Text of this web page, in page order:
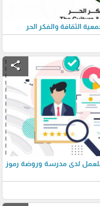
الثقافة والفكر الحر
share
لدى مدرسة وروضة رموز